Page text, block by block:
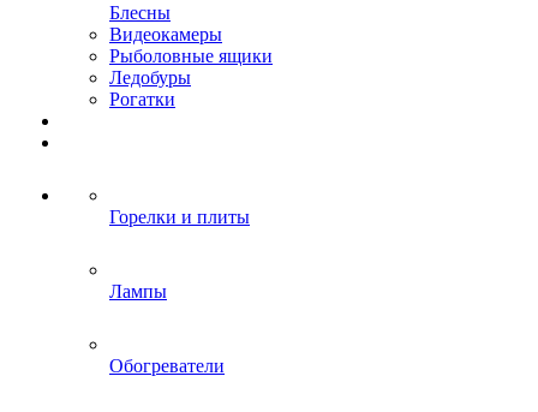
Блесны
Видеокамеры
Рыболовные ящики
Ледобуры
Рогатки
Горелки и плиты
Лампы
Обогреватели